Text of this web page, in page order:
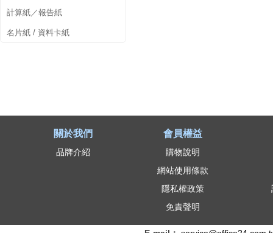
計算紙／報告紙
名片紙 / 資料卡紙
關於我們
品牌介紹
會員權益
購物說明
網站使用條款
隱私權政策
免責聲明